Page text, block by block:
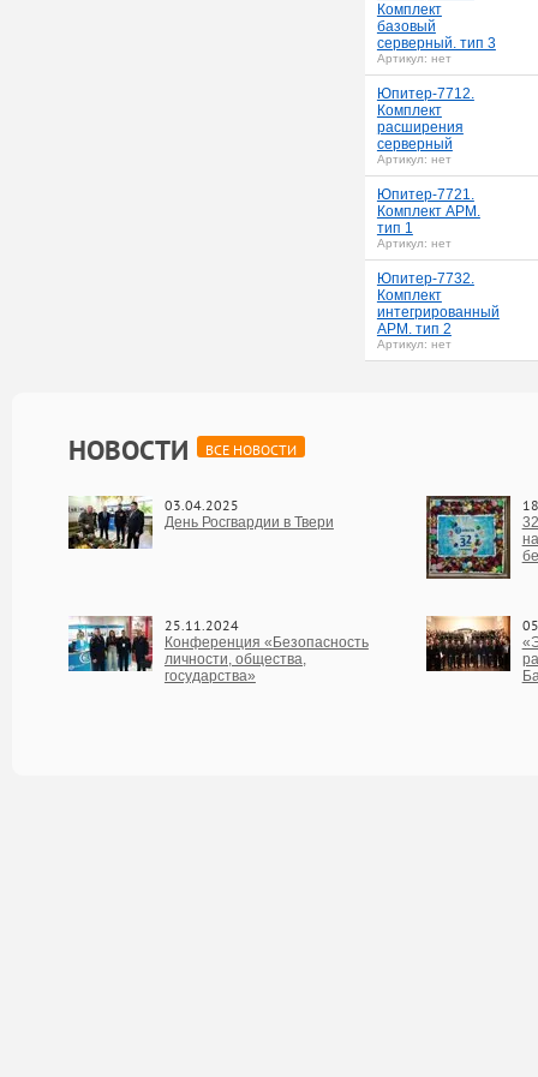
Комплект
базовый
серверный. тип 3
Артикул: нет
Юпитер-7712.
Комплект
расширения
серверный
Артикул: нет
Юпитер-7721.
Комплект АРМ.
тип 1
Артикул: нет
Юпитер-7732.
Комплект
интегрированный
АРМ. тип 2
Артикул: нет
НОВОСТИ ВСЕ НОВОСТИ
03.04.2025
День Росгвардии в Твери
25.11.2024
Конференция «Безопасность
личности, общества,
государства»